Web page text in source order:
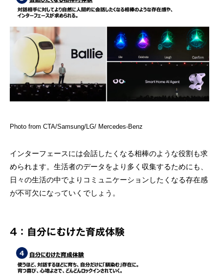
Photo from CTA/Samsung/LG/ Mercedes-Benz
インターフェースには会話したくなる相棒のような役割も求
められます。生活者のデータをより多く収集するためにも、
日々の生活の中でよりコミュニケーションしたくなる存在感
が不可欠になっていくでしょう。
4：自分にむけた育成体験